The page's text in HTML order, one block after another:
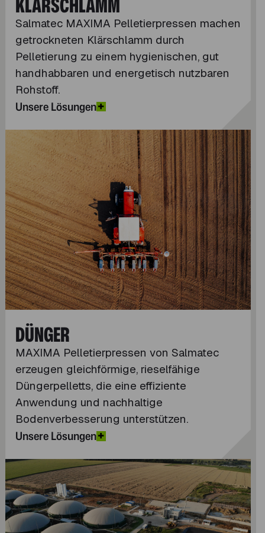
Salmatec MAXIMA Pelletierpressen machen
getrockneten Klärschlamm durch
Pelletierung zu einem hygienischen, gut
handhabbaren und energetisch nutzbaren
Rohstoff.
Unsere Lösungen
DÜNGER
MAXIMA Pelletierpressen von Salmatec
erzeugen gleichförmige, rieselfähige
Düngerpelletts, die eine effiziente
Anwendung und nachhaltige
Bodenverbesserung unterstützen.
Unsere Lösungen